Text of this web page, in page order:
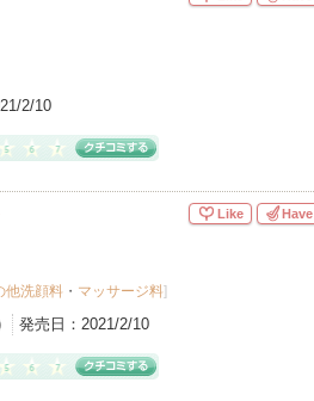
2/10
他洗顔料 ・ マッサージ料]
発売日： 2021/2/10
Like Have